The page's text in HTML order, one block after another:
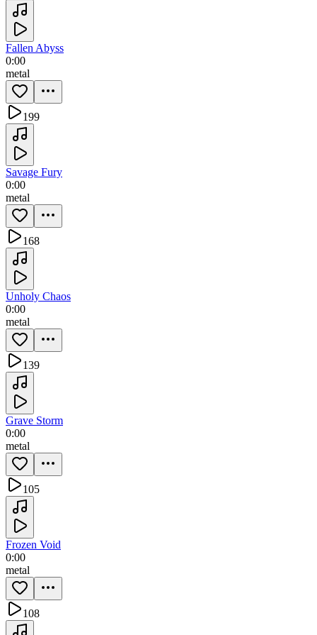
Fallen Abyss
0:00
metal
199
Savage Fury
0:00
metal
168
Unholy Chaos
0:00
metal
139
Grave Storm
0:00
metal
105
Frozen Void
0:00
metal
108